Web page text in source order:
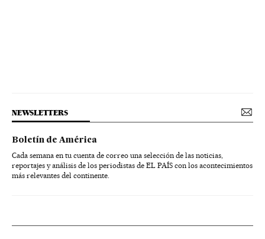
NEWSLETTERS
Boletín de América
Cada semana en tu cuenta de correo una selección de las noticias,
reportajes y análisis de los periodistas de EL PAÍS con los acontecimientos
más relevantes del continente.